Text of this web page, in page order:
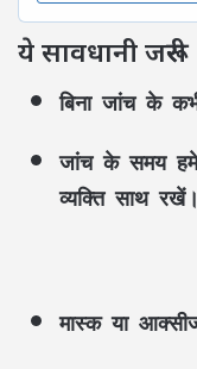
ये सावधानी जरूरी
बिना जांच के
जांच के समय
व्यक्ति साथ रखें।
मास्क या